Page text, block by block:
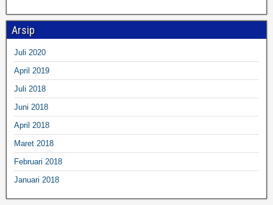
Arsip
Juli 2020
April 2019
Juli 2018
Juni 2018
April 2018
Maret 2018
Februari 2018
Januari 2018